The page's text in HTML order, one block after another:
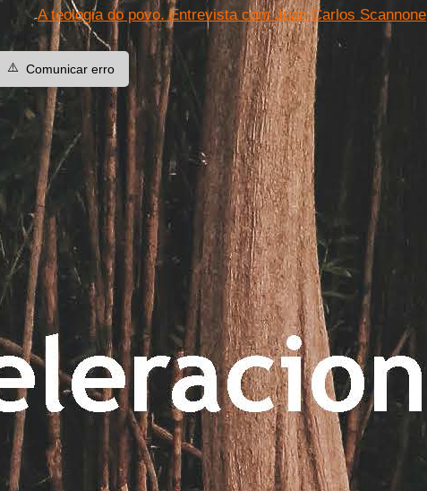
A teologia do povo. Entrevista com Juan Carlos Scannone
⚠️ Comunicar erro